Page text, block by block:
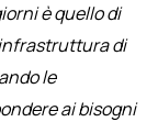
è quello di
di
le
ai bisogni